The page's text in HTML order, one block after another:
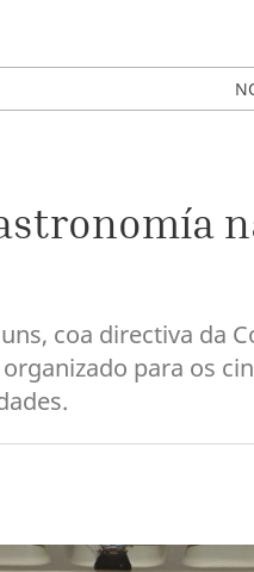
coa directiva da
para os